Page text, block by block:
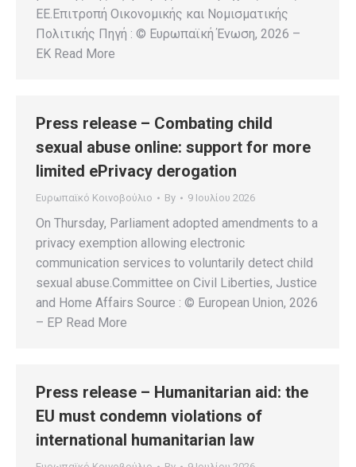
ΕΕ.Επιτροπή Οικονομικής και Νομισματικής
Πολιτικής Πηγή : © Ευρωπαϊκή Ένωση, 2026 –
EK Read More
Press release – Combating child
sexual abuse online: support for more
limited ePrivacy derogation
Ευρωπαϊκό Κοινοβούλιο By 9 Ιουλίου 2026
On Thursday, Parliament adopted amendments to a
privacy exemption allowing electronic
communication services to voluntarily detect child
sexual abuse.Committee on Civil Liberties, Justice
and Home Affairs Source : © European Union, 2026
– EP Read More
Press release – Humanitarian aid: the
EU must condemn violations of
international humanitarian law